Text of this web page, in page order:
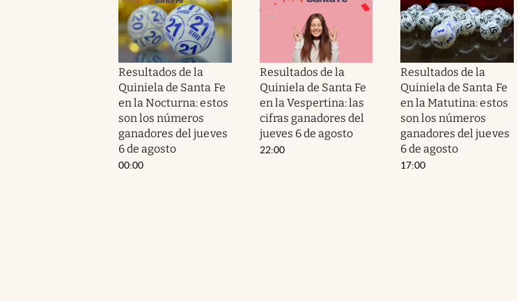
Resultados de la
Quiniela de Santa Fe
en la Nocturna: estos
son los números
ganadores del jueves
6 de agosto
00:00
Resultados de la
Quiniela de Santa Fe
en la Vespertina: las
cifras ganadores del
jueves 6 de agosto
22:00
Resultados de la
Quiniela de Santa Fe
en la Matutina: estos
son los números
ganadores del jueves
6 de agosto
17:00